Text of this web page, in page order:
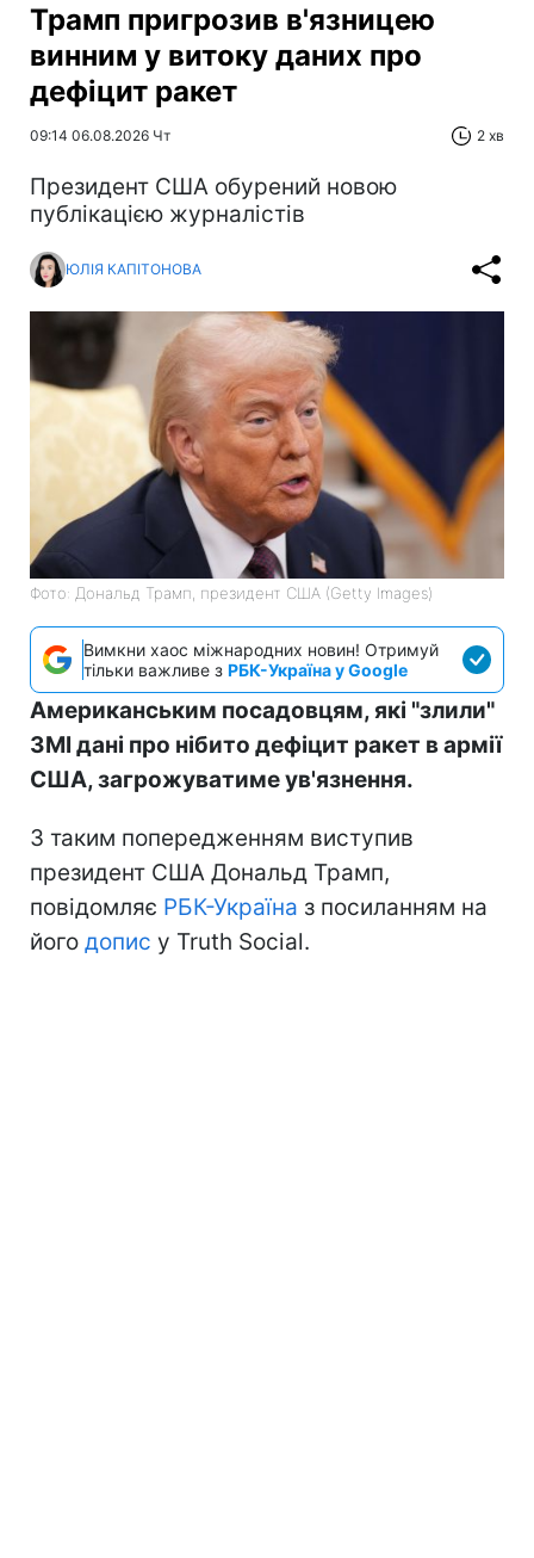
Трамп пригрозив в'язницею
винним у витоку даних про
дефіцит ракет
09:14 06.08.2026 Чт 2 хв
Президент США обурений новою
публікацією журналістів
ЮЛІЯ КАПІТОНОВА
Фото: Дональд Трамп, президент США (Getty Images)
Вимкни хаос міжнародних новин! Отримуй
тільки важливе з РБК-Україна у Google
Американським посадовцям, які "злили"
ЗМІ дані про нібито дефіцит ракет в армії
США, загрожуватиме ув'язнення.
З таким попередженням виступив
президент США Дональд Трамп,
повідомляє РБК-Україна з посиланням на
його допис у Truth Social.